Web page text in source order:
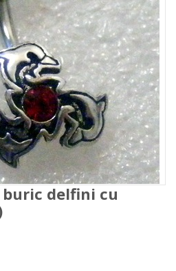
delfini cu